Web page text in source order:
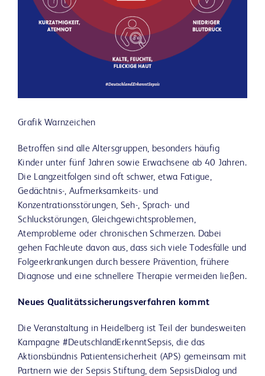
Grafik Warnzeichen
Betroffen sind alle Altersgruppen, besonders häufig
Kinder unter fünf Jahren sowie Erwachsene ab 40 Jahren.
Die Langzeitfolgen sind oft schwer, etwa Fatigue,
Gedächtnis-, Aufmerksamkeits- und
Konzentrationsstörungen, Seh-, Sprach- und
Schluckstörungen, Gleichgewichtsproblemen,
Atemprobleme oder chronischen Schmerzen. Dabei
gehen Fachleute davon aus, dass sich viele Todesfälle und
Folgeerkrankungen durch bessere Prävention, frühere
Diagnose und eine schnellere Therapie vermeiden ließen.
Neues Qualitätssicherungsverfahren kommt
Die Veranstaltung in Heidelberg ist Teil der bundesweiten
Kampagne #DeutschlandErkenntSepsis, die das
Aktionsbündnis Patientensicherheit (APS) gemeinsam mit
Partnern wie der Sepsis Stiftung, dem SepsisDialog und